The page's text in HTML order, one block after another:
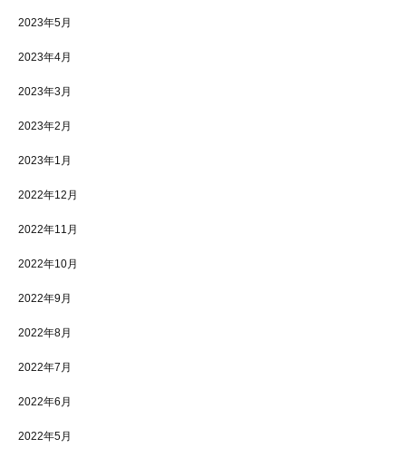
2023年5月
2023年4月
2023年3月
2023年2月
2023年1月
2022年12月
2022年11月
2022年10月
2022年9月
2022年8月
2022年7月
2022年6月
2022年5月